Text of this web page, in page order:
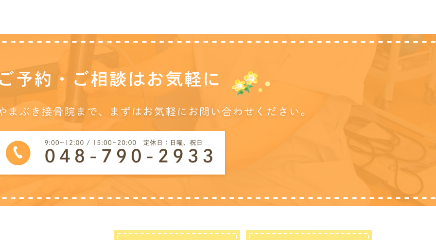
ご予約・ご相談は お気軽に
まぶき接骨院まで、 まずはお気軽にお問い合わせください。